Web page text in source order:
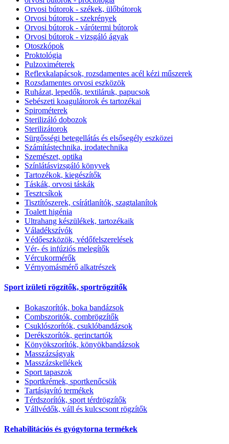
Orvosi bútorok - székek, ülőbútorok
Orvosi bútorok - szekrények
Orvosi bútorok - várótermi bútorok
Orvosi bútorok - vizsgáló ágyak
Otoszkópok
Proktológia
Pulzoximéterek
Reflexkalapácsok, rozsdamentes acél kézi műszerek
Rozsdamentes orvosi eszközök
Ruházat, lepedők, textiláruk, papucsok
Sebészeti koagulátorok és tartozékai
Spirométerek
Sterilizáló dobozok
Sterilizátorok
Sürgősségi betegellátás és elsősegély eszközei
Számítástechnika, irodatechnika
Szemészet, optika
Színlátásvizsgáló könyvek
Tartozékok, kiegészítők
Táskák, orvosi táskák
Tesztcsíkok
Tisztítószerek, csírátlanítók, szagtalanítok
Toalett higénia
Ultrahang készülékek, tartozékaik
Váladékszívók
Védőeszközök, védőfelszerelések
Vér- és infúziós melegítők
Vércukormérők
Vérnyomásmérő alkatrészek
Sport izületi rögzítők, sportrögzítők
Bokaszorítók, boka bandázsok
Combszoritók, combrögzítők
Csuklószorítók, csuklóbandázsok
Derékszorítók, gerinctartók
Könyökszorítók, könyökbandázsok
Masszázságyak
Masszázskellékek
Sport tapaszok
Sportkrémek, sportkenőcsök
Tartásjavító termékek
Térdszorítók, sport térdrögzítők
Vállvédők, váll és kulcscsont rögzítők
Rehabilitációs és gyógytorna termékek